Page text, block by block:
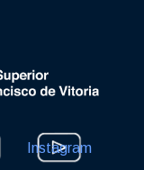
Instagram